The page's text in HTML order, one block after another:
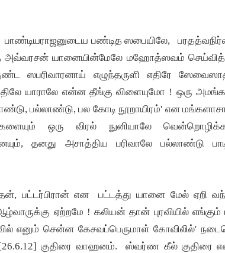
பாண்டியராஜனுடைய பண்டித ஸபையிலே,
அவ்வரசன் யானையின்மேலே மஹோத்ஸவம்
ஸபரிவாரனாய் எழுந்தருளி எதிரே
யாராலே என்ன தீங்கு விளையுமோ ! ஒரு
பல்லாண்டு, பல கோடி நூறாயிரம்' என
ஒரு விரல் நுனியாலே
தனது அசாத்திய பரிவாலே பல்லாண்டு
ன், பட்டர்பிரான் என பட்டத்து யானை மேல் ஏறி
ஏற்றமே ! கலியன் தான் புரவியில் எங்கும்
எனும் சென்ன கேசவப்பெருமாள் கோவிலில்'
[26.6.12] குதிரை வாஹனம். ஸ்வர்ண கீல் குதிரை